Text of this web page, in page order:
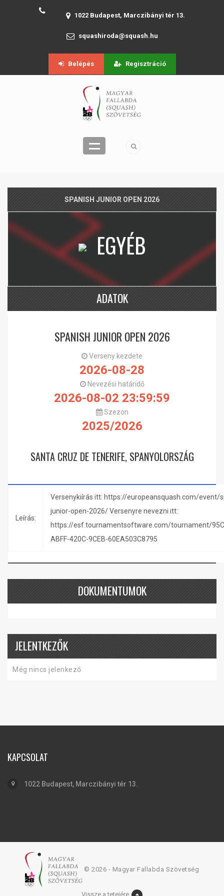
1022 Budapest, Marczibányi tér 13.
squashiroda@squash.hu
Belépés Regisztráció
SPANISH JUNIOR OPEN 2026
EGYÉB
ADATOK
SPANISH JUNIOR OPEN 2026
Verseny kezdete
2026-08-28
Nevezési határidő
2026-08-02 23:59:59
Szezon
2025/2026
SANTA CRUZ DE TENERIFE, SPANYOLORSZÁG
Leírás:
Versenykiírás itt: https://europeansquash.com/event/
junior-open-2026/ Versenyre nevezni itt:
https://esf.tournamentsoftware.com/tournament/
ABFF-420C-9CEB-60EA503C8795
DOKUMENTUMOK
JELENTKEZŐK
Még nincs jelenkező
KAPCSOLAT
1022 Budapest, Marczibányi tér 13.
© 2026 - Magyar Fallabda Szövetség
Vissze a tetejére